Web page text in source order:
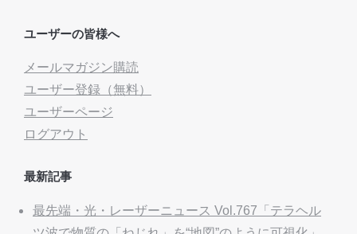
ユーザーの皆様へ
メールマガジン購読
ユーザー登録（無料）
ユーザーページ
ログアウト
最新記事
最先端・光・レーザーニュース Vol.767「テラヘル